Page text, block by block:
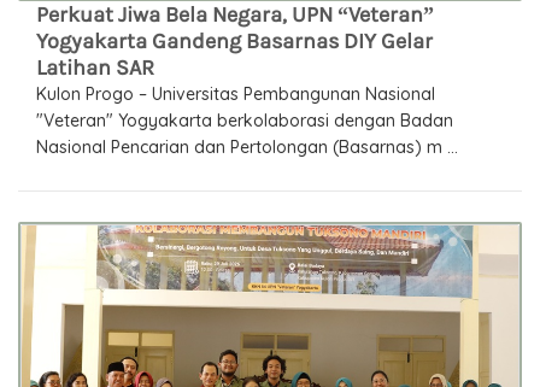
Perkuat Jiwa Bela Negara, UPN “Veteran”
Yogyakarta Gandeng Basarnas DIY Gelar
Latihan SAR
Kulon Progo – Universitas Pembangunan Nasional
"Veteran" Yogyakarta berkolaborasi dengan Badan
Nasional Pencarian dan Pertolongan (Basarnas) m ...